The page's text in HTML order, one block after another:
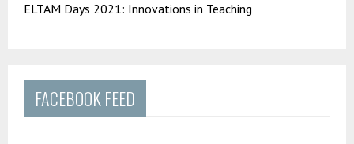
ELTAM Days 2021: Innovations in Teaching
FACEBOOK FEED